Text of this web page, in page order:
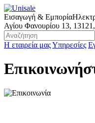
Εισαγωγή & Εμπορία
Αγίου Φανουρίου 13,
Η εταιρεία μαςΥπηρεσίες